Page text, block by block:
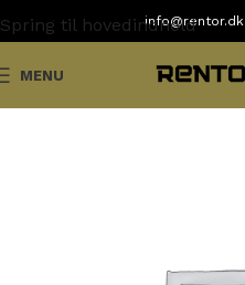
Spring til hovedindhold
info@rentor.dk
MENU